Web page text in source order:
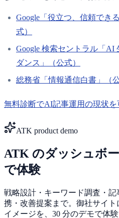
Google「役立つ、信頼でき
式）
Google 検索セントラル「AI
ダンス」（公式）
総務省「情報通信白書」（公
無料診断でAI記事運用の現状を
ATK product demo
ATK のダッシュボ
で体験
戦略設計・キーワード調査・
携・改善提案まで。御社サイ
イメージを、30 分のデモで体験